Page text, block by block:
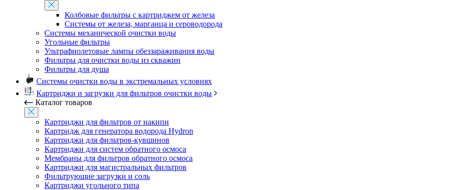
Колбовые фильтры с картриджем от железа
Системы от железа, марганца и сероводорода
Системы механической очистки воды
Угольные фильтры
Ультрафиолетовые лампы обеззараживания воды
Фильтры для очистки воды из скважин
Фильтры для душа
Системы очистки воды в экстремальных условиях
Картриджи и загрузки для фильтров очистки воды
Каталог товаров
Картриджи для фильтров от накипи
Картридж для генератора водорода Hydron
Картриджи для фильтров-кувшинов
Картриджи для систем обратного осмоса
Мембраны для фильтров обратного осмоса
Картриджи для магистральных фильтров
Фильтрующие загрузки и соль
Картриджи угольного типа